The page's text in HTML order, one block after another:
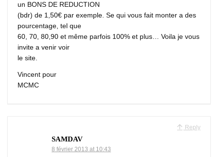
un BONS DE REDUCTION
(bdr) de 1,50€ par exemple. Se qui vous fait monter a des
pourcentage, tel que
60, 70, 80,90 et même parfois 100% et plus… Voila je vous
invite a venir voir
le site.
Vincent pour
MCMC
Reply
SAMDAV
8 février 2013 at 10:43